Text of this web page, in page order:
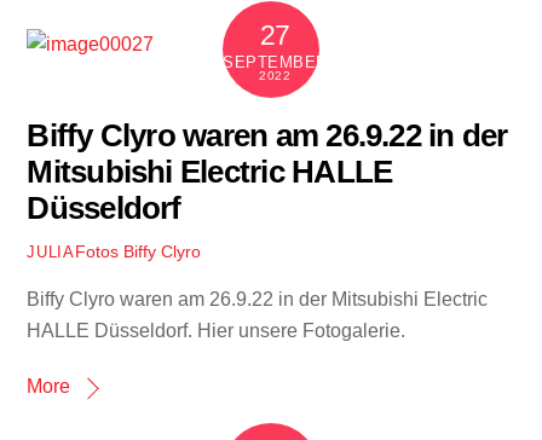
27
SEPTEMBER
2022
Biffy Clyro waren am 26.9.22 in der
Mitsubishi Electric HALLE
Düsseldorf
JULIAFotos Biffy Clyro
Biffy Clyro waren am 26.9.22 in der Mitsubishi Electric
HALLE Düsseldorf. Hier unsere Fotogalerie.
More